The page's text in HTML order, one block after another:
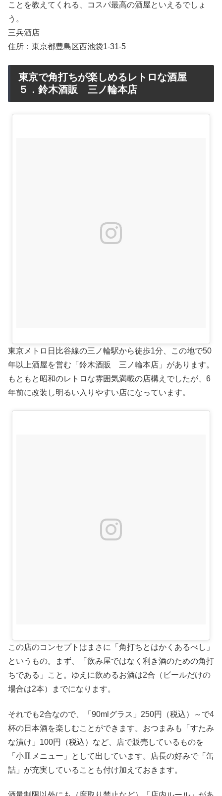
ことを教えてくれる、コスパ最高の酒屋といえるでしょ
う。
三兵酒店
住所：東京都豊島区西池袋1-31-5
東京で角打ちが楽しめるレトロな酒屋
５．鈴木酒販 三ノ輪本店
東京メトロ日比谷線の三ノ輪駅から徒歩1分、この地で50
年以上酒屋を営む「鈴木酒販 三ノ輪本店」があります。
もともと昭和のレトロな雰囲気満載の店構えでしたが、6
年前に改装し明るい入りやすい店になっています。
この店のコンセプトはまさに「角打ちとはかくあるべし」
というもの。まず、「飲み屋ではなく利き酒のための角打
ちである」こと。ゆえに飲めるお酒は2合（ビールだけの
場合は2本）までになります。
それでも2合なので、「90mlグラス」250円（税込）～で4
杯の日本酒を楽しむことができます。おつまみも「すたみ
な漬け」100円（税込）など、店で販売しているものを
「小皿メニュー」として出しています。店長の好みで「缶
詰」が充実していることも付け加えておきます。